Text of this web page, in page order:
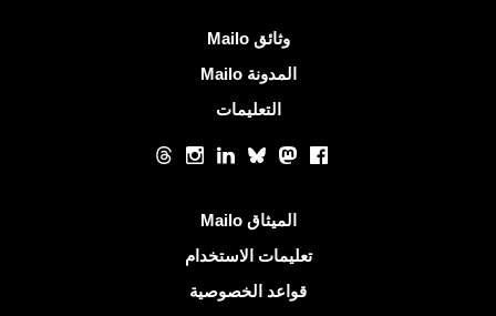
وثائق Mailo
المدونة Mailo
التعليمات
Facebook
Mastodon
Bluesky
LinkedIn
Instagram
Threads
الميثاق Mailo
تعليمات الاستخدام
قواعد الخصوصية